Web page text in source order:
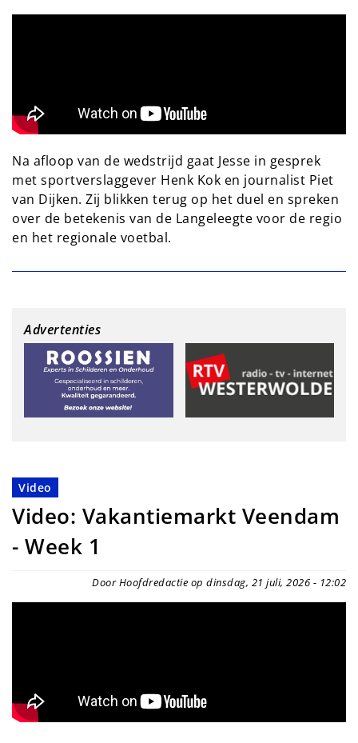
Na afloop van de wedstrijd gaat Jesse in gesprek
met sportverslaggever Henk Kok en journalist Piet
van Dijken. Zij blikken terug op het duel en spreken
over de betekenis van de Langeleegte voor de regio
en het regionale voetbal.
Advertenties
Video
Video: Vakantiemarkt Veendam
- Week 1
Door Hoofdredactie op dinsdag, 21 juli, 2026 - 12:02